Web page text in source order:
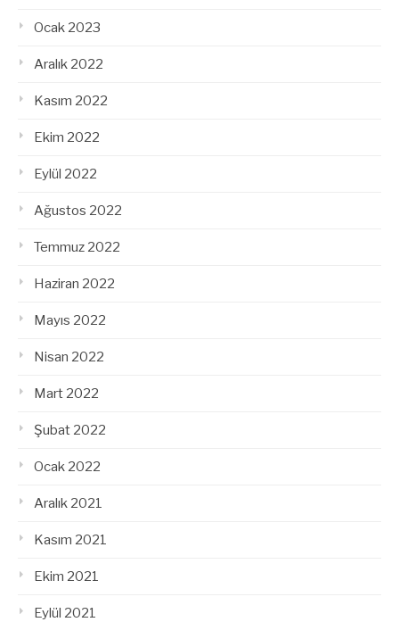
Ocak 2023
Aralık 2022
Kasım 2022
Ekim 2022
Eylül 2022
Ağustos 2022
Temmuz 2022
Haziran 2022
Mayıs 2022
Nisan 2022
Mart 2022
Şubat 2022
Ocak 2022
Aralık 2021
Kasım 2021
Ekim 2021
Eylül 2021